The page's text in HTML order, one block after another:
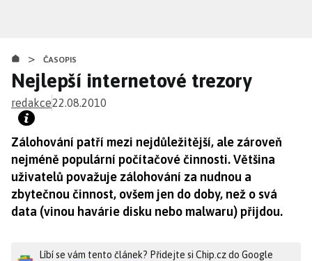
obsahu
> ČASOPIS
Nejlepší internetové trezory
redakce22.08.2010
Zálohování patří mezi nejdůležitější, ale zároveň
nejméně populární počítačové činnosti. Většina
uživatelů považuje zálohování za nudnou a
zbytečnou činnost, ovšem jen do doby, než o svá
data (vinou havárie disku nebo malwaru) přijdou.
Líbí se vám tento článek? Přidejte si Chip.cz do Google